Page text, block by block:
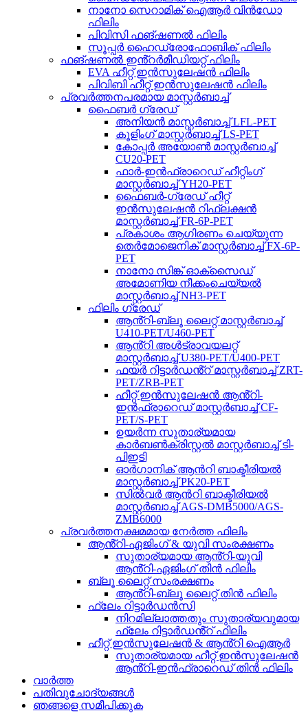
നാനോ സെറാമിക് ഐആർ വിൻഡോ
ഫിലിം
പിവിസി ഫങ്ഷണൽ ഫിലിം
സൂപ്പർ ഹൈഡ്രോഫോബിക് ഫിലിം
ഫങ്ഷണൽ ഇൻ്റർമീഡിയറ്റ് ഫിലിം
EVA ഹീറ്റ് ഇൻസുലേഷൻ ഫിലിം
പിവിബി ഹീറ്റ് ഇൻസുലേഷൻ ഫിലിം
പ്രവർത്തനപരമായ മാസ്റ്റർബാച്ച്
ഫൈബർ ഗ്രേഡ്
അനിയൻ മാസ്റ്റർബാച്ച് LFL-PET
കൂളിംഗ് മാസ്റ്റർബാച്ച് LS-PET
കോപ്പർ അയോൺ മാസ്റ്റർബാച്ച്
CU20-PET
ഫാർ-ഇൻഫ്രാറെഡ് ഹീറ്റിംഗ്
മാസ്റ്റർബാച്ച് YH20-PET
ഫൈബർ-ഗ്രേഡ് ഹീറ്റ്
ഇൻസുലേഷൻ റിഫ്ലക്ഷൻ
മാസ്റ്റർബാച്ച് FR-6P-PET
പ്രകാശം ആഗിരണം ചെയ്യുന്ന
തെർമോജെനിക് മാസ്റ്റർബാച്ച് FX-6P-
PET
നാനോ സിങ്ക് ഓക്സൈഡ്
അമോണിയ നീക്കംചെയ്യൽ
മാസ്റ്റർബാച്ച് NH3-PET
ഫിലിം ഗ്രേഡ്
ആൻ്റി-ബ്ലൂ ലൈറ്റ് മാസ്റ്റർബാച്ച്
U410-PET/U460-PET
ആൻ്റി അൾട്രാവയലറ്റ്
മാസ്റ്റർബാച്ച് U380-PET/U400-PET
ഫയർ റിട്ടാർഡൻ്റ് മാസ്റ്റർബാച്ച് ZRT-
PET/ZRB-PET
ഹീറ്റ് ഇൻസുലേഷൻ ആൻ്റി-
ഇൻഫ്രാറെഡ് മാസ്റ്റർബാച്ച് CF-
PET/S-PET
ഉയർന്ന സുതാര്യമായ
കാർബൺക്രിസ്റ്റൽ മാസ്റ്റർബാച്ച് ടി-
പിഇടി
ഓർഗാനിക് ആൻറി ബാക്ടീരിയൽ
മാസ്റ്റർബാച്ച് PK20-PET
സിൽവർ ആൻറി ബാക്ടീരിയൽ
മാസ്റ്റർബാച്ച് AGS-DMB5000/AGS-
ZMB6000
പ്രവർത്തനക്ഷമമായ നേർത്ത ഫിലിം
ആൻ്റി-ഏജിംഗ് & യുവി സംരക്ഷണം
സുതാര്യമായ ആൻ്റി-യുവി
ആൻ്റി-ഏജിംഗ് തിൻ ഫിലിം
ബ്ലൂ ലൈറ്റ് സംരക്ഷണം
ആൻ്റി-ബ്ലൂ ലൈറ്റ് തിൻ ഫിലിം
ഫ്ലേം റിട്ടാർഡൻസി
നിറമില്ലാത്തതും സുതാര്യവുമായ
ഫ്ലേം റിട്ടാർഡൻ്റ് ഫിലിം
ഹീറ്റ് ഇൻസുലേഷൻ & ആൻ്റി ഐആർ
സുതാര്യമായ ഹീറ്റ് ഇൻസുലേഷൻ
ആൻ്റി-ഇൻഫ്രാറെഡ് തിൻ ഫിലിം
വാർത്ത
പതിവുചോദ്യങ്ങൾ
ഞങ്ങളെ സമീപിക്കുക